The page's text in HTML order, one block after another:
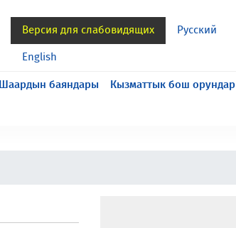
Версия для слабовидящих Русский
English
Шаардын баяндары Кызматтык бош орундар